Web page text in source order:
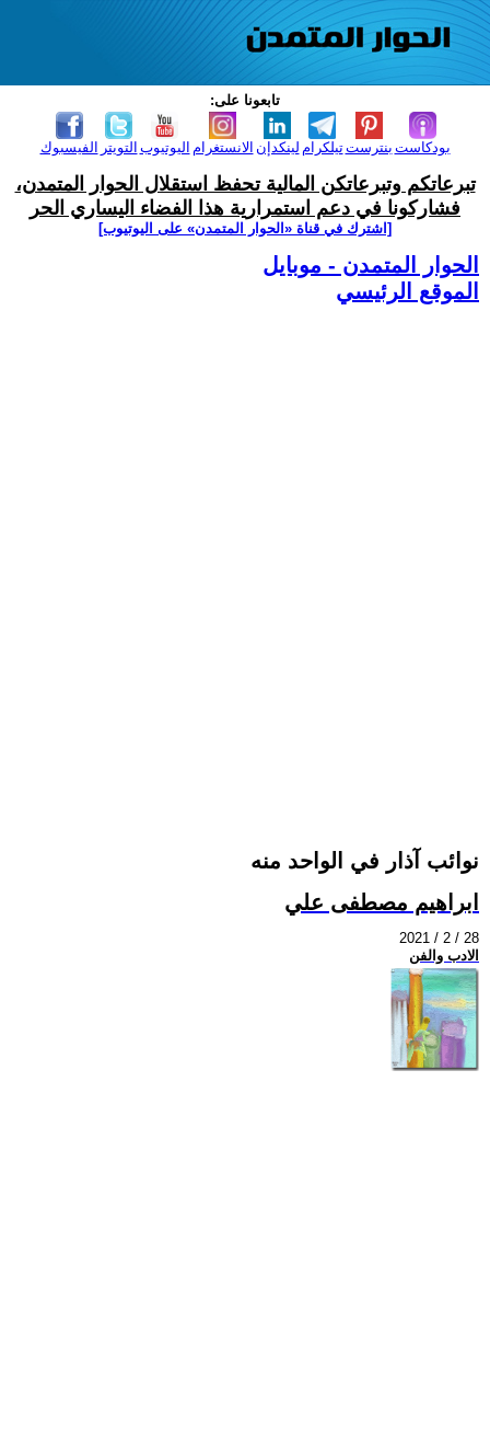
تابعونا على:
الفيسبوك التويتر اليوتيوب الانستغرام لينكدإن تيلكرامبنترست بودكاست
تبرعاتكم وتبرعاتكن المالية تحفظ استقلال الحوار المتمدن،
فشاركونا في دعم استمرارية هذا الفضاء اليساري الحر
[اشترك في قناة ‫«الحوار المتمدن» على اليوتيوب]
الحوار المتمدن - موبايل
الموقع الرئيسي
نوائب آذار في الواحد منه
ابراهيم مصطفى علي
2021 / 2 / 28
الادب والفن